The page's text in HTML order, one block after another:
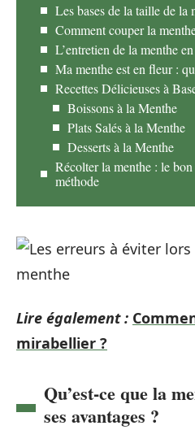
Les bases de la taille de la
Comment couper la
L’entretien de la menthe
Ma menthe est en fleur :
Recettes Délicieuses à
Boissons à la Menthe
Plats Salés à la Menthe
Desserts à la Menthe
Récolter la menthe : le
méthode
Lire également :
mirabellier ?
Qu’est-ce que la
ses avantages ?